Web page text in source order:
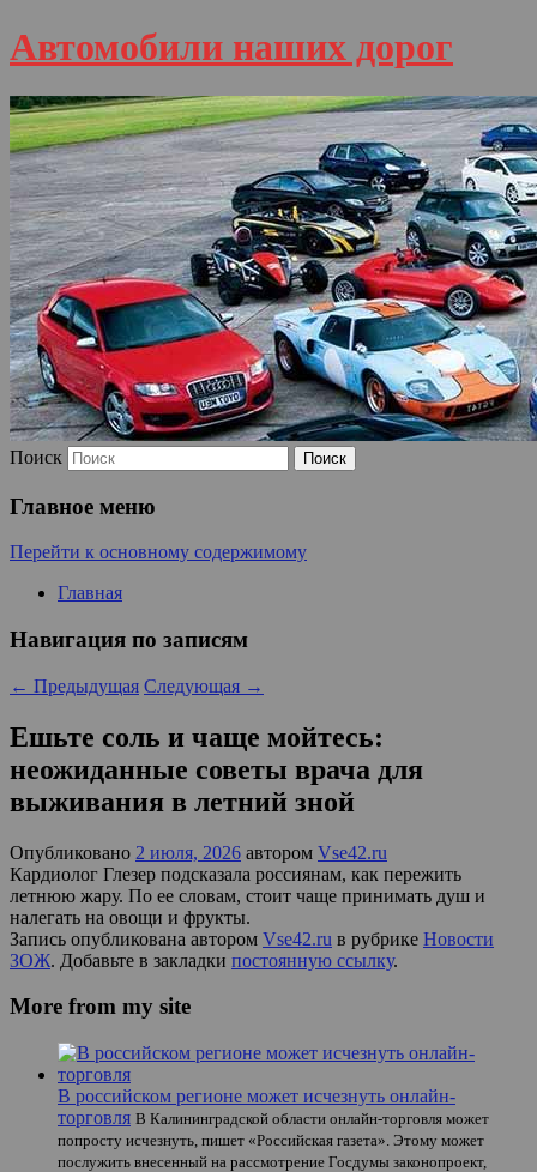
Автомобили наших дорог
Поиск
Главное меню
Перейти к основному содержимому
Главная
Навигация по записям
← Предыдущая Следующая →
Ешьте соль и чаще мойтесь:
неожиданные советы врача для
выживания в летний зной
Опубликовано 2 июля, 2026 автором Vse42.ru
Кардиолог Глезер подсказала россиянам, как пережить
летнюю жару. По ее словам, стоит чаще принимать душ и
налегать на овощи и фрукты.
Запись опубликована автором Vse42.ru в рубрике Новости
ЗОЖ. Добавьте в закладки постоянную ссылку.
More from my site
В российском регионе может исчезнуть онлайн-
торговля В Калининградской области онлайн-торговля может
попросту исчезнуть, пишет «Российская газета». Этому может
послужить внесенный на рассмотрение Госдумы законопроект,